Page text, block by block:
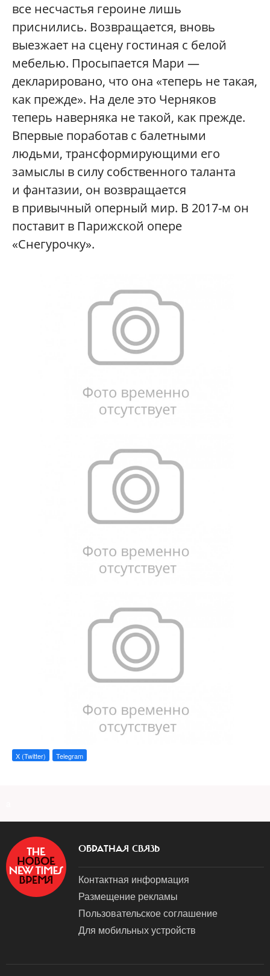
все несчастья героине лишь
приснились. Возвращается, вновь
выезжает на сцену гостиная с белой
мебелью. Просыпается Мари —
декларировано, что она «теперь не такая,
как прежде». На деле это Черняков
теперь наверняка не такой, как прежде.
Впервые поработав с балетными
людьми, трансформирующими его
замыслы в силу собственного таланта
и фантазии, он возвращается
в привычный оперный мир. В 2017-м он
поставит в Парижской опере
«Снегурочку».
X (Twitter) Telegram
ОБРАТНАЯ СВЯЗЬ
Контактная информация
Размещение рекламы
Пользовательское соглашение
Для мобильных устройств